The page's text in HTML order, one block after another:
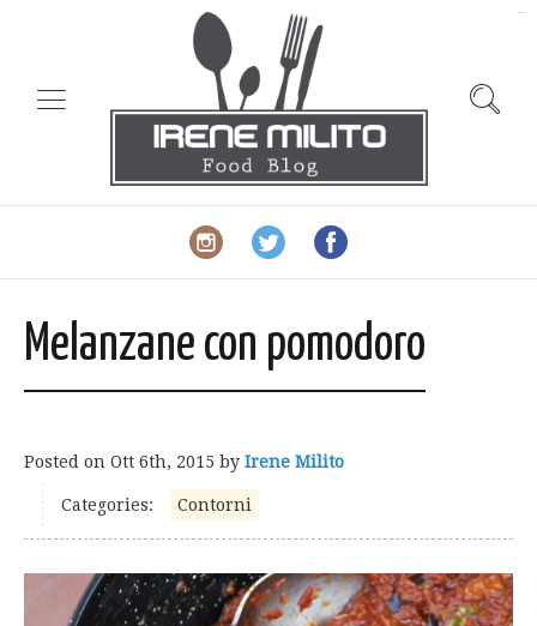
Melanzane con pomodoro
Posted on Ott 6th, 2015 by Irene Milito
Categories: Contorni